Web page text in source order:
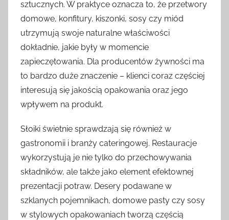
sztucznych. W praktyce oznacza to, że przetwory
domowe, konfitury, kiszonki, sosy czy miód
utrzymują swoje naturalne właściwości
dokładnie, jakie były w momencie
zapieczętowania. Dla producentów żywności ma
to bardzo duże znaczenie – klienci coraz częściej
interesują się jakością opakowania oraz jego
wpływem na produkt.
Słoiki świetnie sprawdzają się również w
gastronomii i branży cateringowej. Restauracje
wykorzystują je nie tylko do przechowywania
składników, ale także jako element efektownej
prezentacji potraw. Desery podawane w
szklanych pojemnikach, domowe pasty czy sosy
w stylowych opakowaniach tworzą częścią